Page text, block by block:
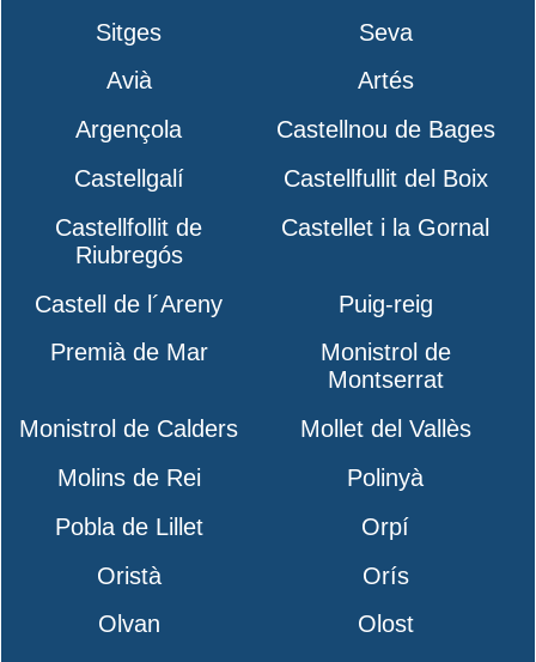
Sitges
Seva
Avià
Artés
Argençola
Castellnou de Bages
Castellgalí
Castellfullit del Boix
Castellfollit de
Riubregós
Castellet i la Gornal
Castell de l´Areny
Puig-reig
Premià de Mar
Monistrol de
Montserrat
Monistrol de Calders
Mollet del Vallès
Molins de Rei
Polinyà
Pobla de Lillet
Orpí
Oristà
Orís
Olvan
Olost